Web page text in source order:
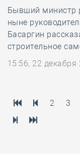
Бывший министр
ныне
Басаргин
строительное
15:56, 22 декабря
2 3